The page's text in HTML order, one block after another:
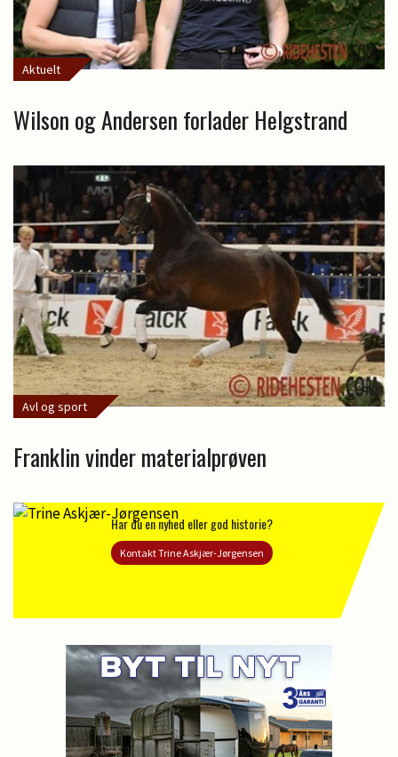
Aktuelt
Wilson og Andersen forlader Helgstrand
Avl og sport
Franklin vinder materialprøven
Har du en nyhed eller god historie?
Kontakt Trine Askjær-Jørgensen